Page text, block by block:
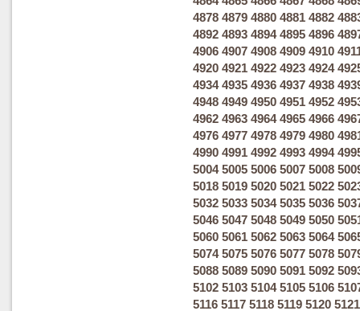
4878 4879 4880 4881 4882
4892 4893 4894 4895 4896
4906 4907 4908 4909 4910
4920 4921 4922 4923 4924
4934 4935 4936 4937 4938
4948 4949 4950 4951 4952
4962 4963 4964 4965 4966
4976 4977 4978 4979 4980
4990 4991 4992 4993 4994
5004 5005 5006 5007 5008
5018 5019 5020 5021 5022
5032 5033 5034 5035 5036
5046 5047 5048 5049 5050
5060 5061 5062 5063 5064
5074 5075 5076 5077 5078
5088 5089 5090 5091 5092
5102 5103 5104 5105 5106
5116 5117 5118 5119 5120 5121